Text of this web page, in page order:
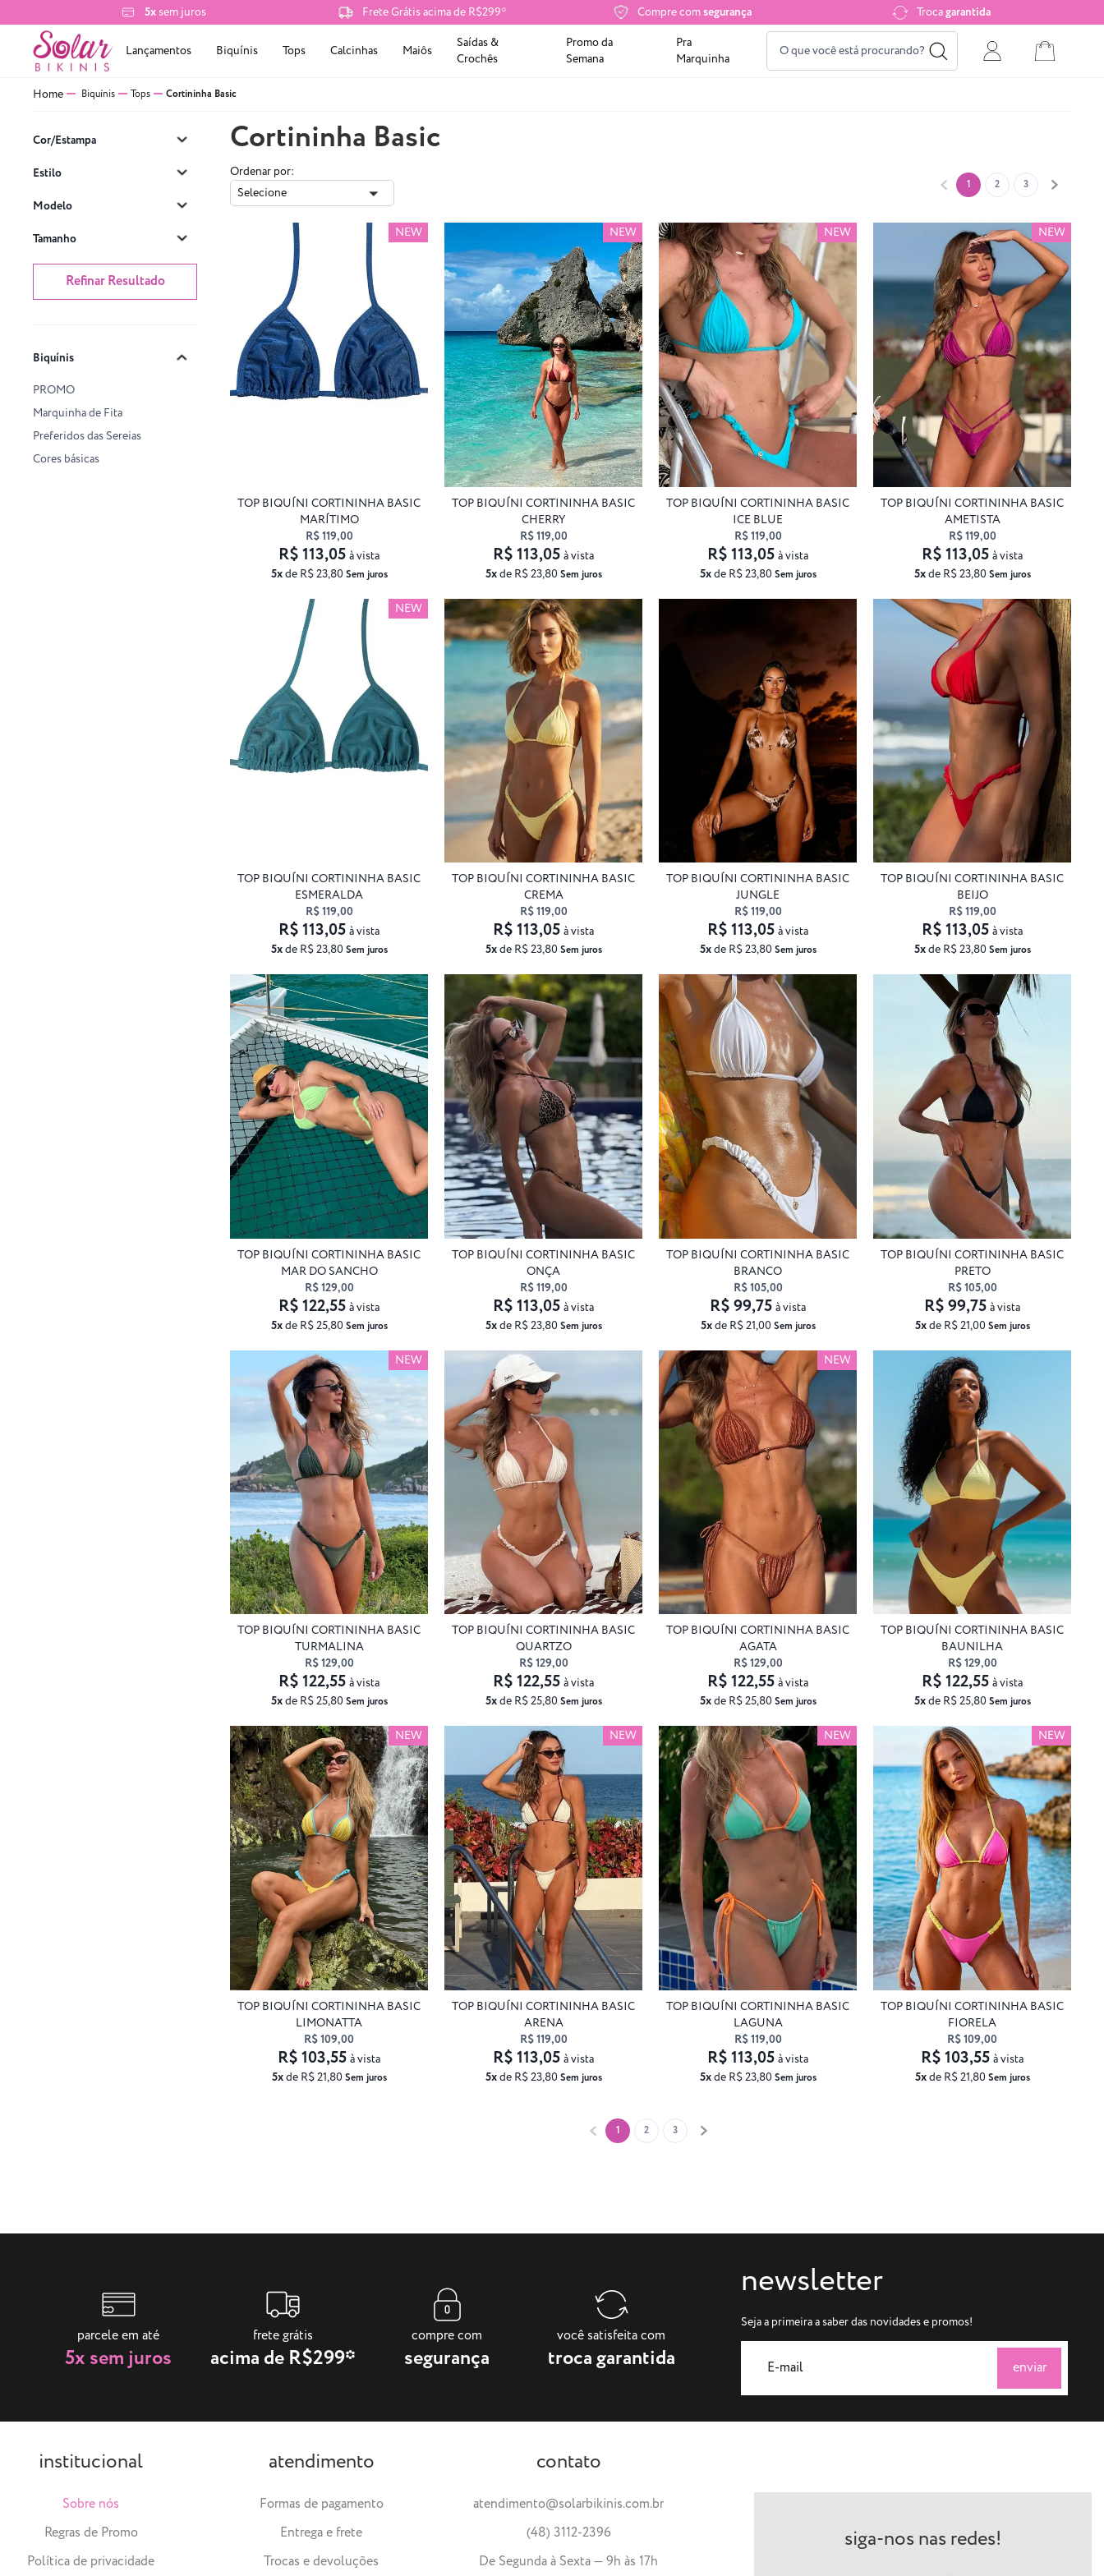
5xsem juros Frete Grátis acima de R$299* Compre comsegurança Trocagarantida
Lançamentos Biquínis Tops Calcinhas Maiôs
Saídas &
Crochês
Promo da
Semana
Pra
Marquinha
Biquínis Tops Cortininha Basic
Refinar Resultado
Cor/Estampa
Estilo
Modelo
Tamanho
Biquínis
PROMO
Marquinha de Fita
Preferidos das Sereias
Cores básicas
Cortininha Basic
Ordenar por:
Selecione
1 2 3
NEW
TOP BIQUÍNI CORTININHA BASIC
MARÍTIMO
R$ 119,00
5xde R$ 23,80 Sem juros
R$ 113,05 à vista
NEW
TOP BIQUÍNI CORTININHA BASIC
CHERRY
R$ 119,00
5xde R$ 23,80 Sem juros
R$ 113,05 à vista
NEW
TOP BIQUÍNI CORTININHA BASIC
ICE BLUE
R$ 119,00
5xde R$ 23,80 Sem juros
R$ 113,05 à vista
NEW
TOP BIQUÍNI CORTININHA BASIC
AMETISTA
R$ 119,00
5xde R$ 23,80 Sem juros
R$ 113,05 à vista
NEW
TOP BIQUÍNI CORTININHA BASIC
ESMERALDA
R$ 119,00
5xde R$ 23,80 Sem juros
R$ 113,05 à vista
TOP BIQUÍNI CORTININHA BASIC
CREMA
R$ 119,00
5xde R$ 23,80 Sem juros
R$ 113,05 à vista
TOP BIQUÍNI CORTININHA BASIC
JUNGLE
R$ 119,00
5xde R$ 23,80 Sem juros
R$ 113,05 à vista
TOP BIQUÍNI CORTININHA BASIC
BEIJO
R$ 119,00
5xde R$ 23,80 Sem juros
R$ 113,05 à vista
TOP BIQUÍNI CORTININHA BASIC
MAR DO SANCHO
R$ 129,00
5xde R$ 25,80 Sem juros
R$ 122,55 à vista
TOP BIQUÍNI CORTININHA BASIC
ONÇA
R$ 119,00
5xde R$ 23,80 Sem juros
R$ 113,05 à vista
TOP BIQUÍNI CORTININHA BASIC
BRANCO
R$ 105,00
5xde R$ 21,00 Sem juros
R$ 99,75 à vista
TOP BIQUÍNI CORTININHA BASIC
PRETO
R$ 105,00
5xde R$ 21,00 Sem juros
R$ 99,75 à vista
NEW
TOP BIQUÍNI CORTININHA BASIC
TURMALINA
R$ 129,00
5xde R$ 25,80 Sem juros
R$ 122,55 à vista
TOP BIQUÍNI CORTININHA BASIC
QUARTZO
R$ 129,00
5xde R$ 25,80 Sem juros
R$ 122,55 à vista
NEW
TOP BIQUÍNI CORTININHA BASIC
AGATA
R$ 129,00
5xde R$ 25,80 Sem juros
R$ 122,55 à vista
TOP BIQUÍNI CORTININHA BASIC
BAUNILHA
R$ 129,00
5xde R$ 25,80 Sem juros
R$ 122,55 à vista
NEW
TOP BIQUÍNI CORTININHA BASIC
LIMONATTA
R$ 109,00
5xde R$ 21,80 Sem juros
R$ 103,55 à vista
NEW
TOP BIQUÍNI CORTININHA BASIC
ARENA
R$ 119,00
5xde R$ 23,80 Sem juros
R$ 113,05 à vista
NEW
TOP BIQUÍNI CORTININHA BASIC
LAGUNA
R$ 119,00
5xde R$ 23,80 Sem juros
R$ 113,05 à vista
NEW
TOP BIQUÍNI CORTININHA BASIC
FIORELA
R$ 109,00
5xde R$ 21,80 Sem juros
R$ 103,55 à vista
1 2 3
parcele em até
5x sem juros
frete grátis
acima de R$299*
compre com
segurança
você satisfeita com
troca garantida
newsletter
Seja a primeira a saber das novidades e promos!
institucional
Sobre nós
Regras de Promo
Política de privacidade
atendimento
Formas de pagamento
Entrega e frete
Trocas e devoluções
contato
atendimento@solarbikinis.com.br
(48) 3112-2396
De Segunda à Sexta — 9h às 17h
siga-nos nas redes!